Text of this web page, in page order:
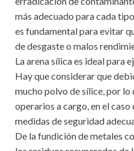
más adecuado para cada
es fundamental para evitar
de desgaste o malos
La arena sílica es ideal para
Hay que considerar que
mucho polvo de sílice, por lo
operarios a cargo, en el caso
medidas de seguridad
De la fundición de metales